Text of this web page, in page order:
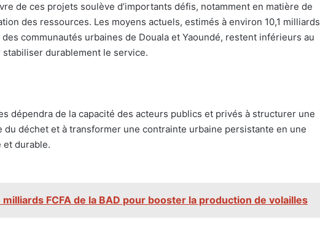
de ces projets soulève d’importants défis, notamment en matière de
des ressources. Les moyens actuels, estimés à environ 10,1 milliards
des communautés urbaines de Douala et Yaoundé, restent inférieurs au
durablement le service.
dépendra de la capacité des acteurs publics et privés à structurer une
déchet et à transformer une contrainte urbaine persistante en une
et durable.
milliards FCFA de la BAD pour booster la production de volailles